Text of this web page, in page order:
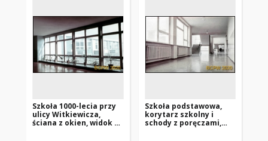
Szkoła 1000-lecia przy
ulicy Witkiewicza,
ściana z okien, widok z
Szkoła podstawowa,
korytarz szkolny i
schody z poręczami,